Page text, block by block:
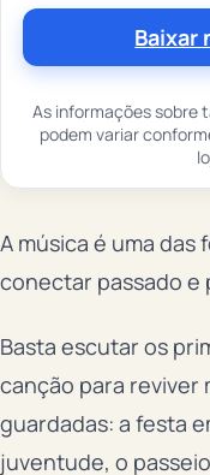
Baixar
As informações sobre
podem variar
A música é uma das
conectar passado e
Basta escutar os
canção para reviver
guardadas: a festa
juventude, o